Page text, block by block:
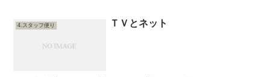
4.スタッフ便り ＴＶとネット